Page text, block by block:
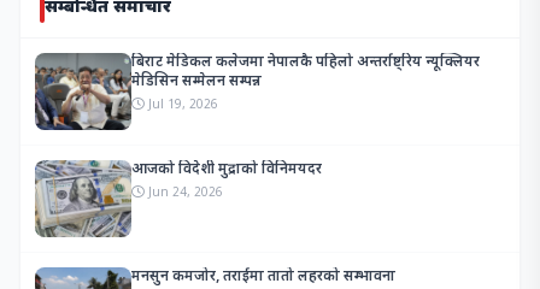
सम्बन्धित समाचार
बिराट मेडिकल कलेजमा नेपालकै पहिलो अन्तर्राष्ट्रिय न्यूक्लियर
मेडिसिन सम्मेलन सम्पन्न
Jul 19, 2026
आजको विदेशी मुद्राको विनिमयदर
Jun 24, 2026
मनसुन कमजोर, तराईमा तातो लहरको सम्भावना